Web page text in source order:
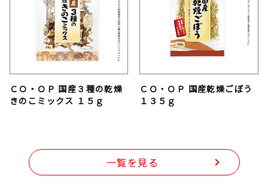
ＣＯ・ＯＰ 国産３種の乾燥
きのこミックス １５ｇ
ＣＯ・ＯＰ 国産乾燥ごぼう
１３５ｇ
一覧を見る